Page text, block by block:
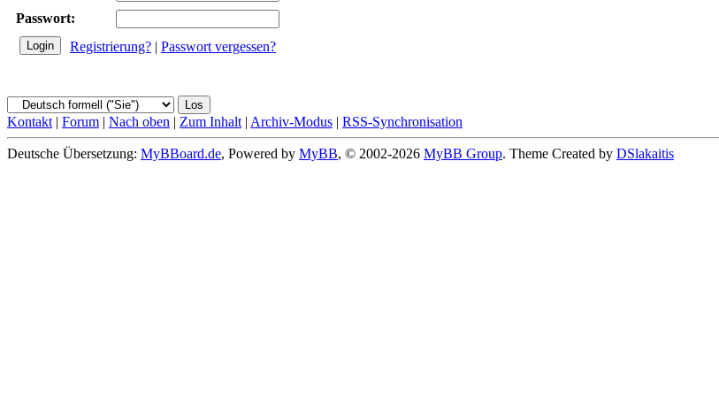
Passwort:
Registrierung? | Passwort vergessen?
Kontakt | Forum | Nach oben | Zum Inhalt | Archiv-Modus | RSS-Synchronisation
Deutsche Übersetzung: MyBBoard.de, Powered by MyBB, © 2002-2026 MyBB Group. Theme Created by DSlakaitis